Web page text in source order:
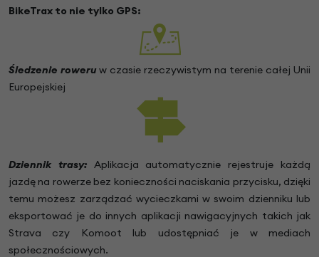
BikeTrax to nie tylko GPS:
Śledzenie roweru w czasie rzeczywistym na terenie całej Unii
Europejskiej
Dziennik trasy:Aplikacja automatycznie rejestruje każdą
jazdę na rowerze bez konieczności naciskania przycisku, dzięki
temu możesz zarządzać wycieczkami w swoim dzienniku lub
eksportować je do innych aplikacji nawigacyjnych takich jak
Strava czy Komoot lub udostępniać je w mediach
społecznościowych.